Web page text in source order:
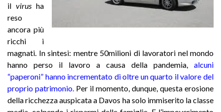
il virus ha
reso
ancora più
ricchi i
magnati. In sintesi: mentre 50milioni di lavoratori nel mondo
hanno perso il lavoro a causa della pandemia,
alcuni
“paperoni” hanno incrementato di oltre un quarto il valore del
proprio patrimonio Per il momento, dunque, questa erosione
della ricchezza auspicata a Davos ha solo immiserito la classe